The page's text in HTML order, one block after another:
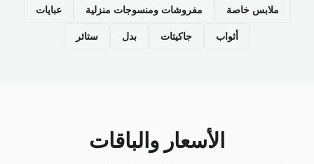
ملابس خاصة مفروشات ومنسوجات منزلية عبايات
أثواب جاكيتات بدل ستائر
الأسعار والباقات